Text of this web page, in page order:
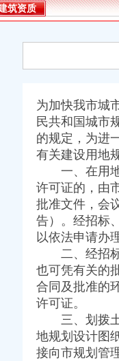
权)
口权）
（增资）
口权）
）
权)
口权）
（增资）
）
）
筑资质
为加快我市城
民共和国城市
的规定，为进
有关建设用地
一、在用地
许可证的，由
批准文件，会
告）。经招标
以依法申请办
二、经招标
也可凭有关的
合同及批准的
许可证。
三、划拨土
地规划设计图
接向市规划管